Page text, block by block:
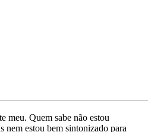
meu. Quem sabe não estou
nem estou bem sintonizado para